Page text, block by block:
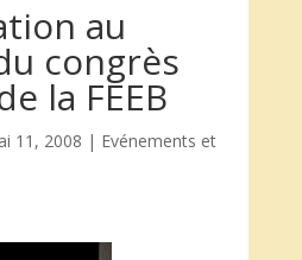
au
congrès
la FEEB
11, 2008 | Evénements et